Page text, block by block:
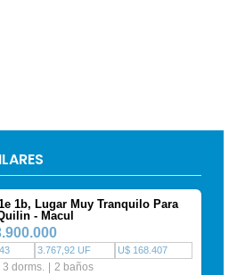
1b, Lugar Muy Tranquilo Para
- Macul
3.767,92 UF U$ 168.407
3 dorms. 2 baños